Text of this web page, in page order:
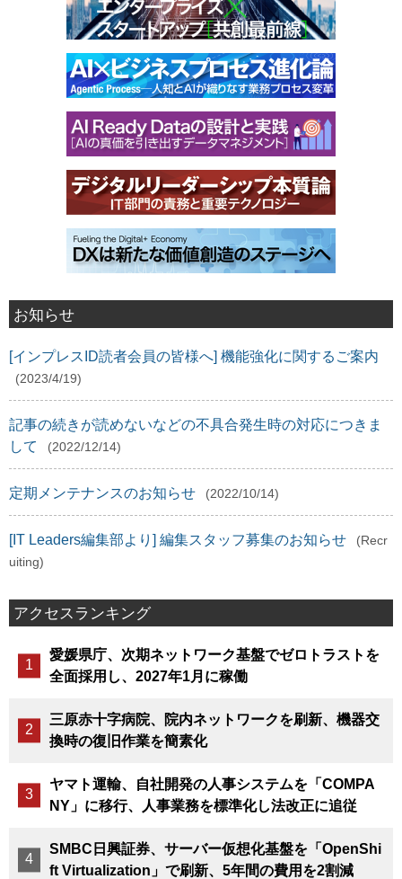
お知らせ
[インプレスID読者会員の皆様へ] 機能強化に関するご案内
(2023/4/19)
記事の続きが読めないなどの不具合発生時の対応につきま
して
(2022/12/14)
定期メンテナンスのお知らせ (2022/10/14)
[IT Leaders編集部より] 編集スタッフ募集のお知らせ
(Recr
uiting)
アクセスランキング
愛媛県庁、次期ネットワーク基盤でゼロトラストを
全面採用し、2027年1月に稼働
三原赤十字病院、院内ネットワークを刷新、機器交
換時の復旧作業を簡素化
ヤマト運輸、自社開発の人事システムを「COMPA
NY」に移行、人事業務を標準化し法改正に追従
SMBC日興証券、サーバー仮想化基盤を「OpenShi
ft Virtualization」で刷新、5年間の費用を2割減